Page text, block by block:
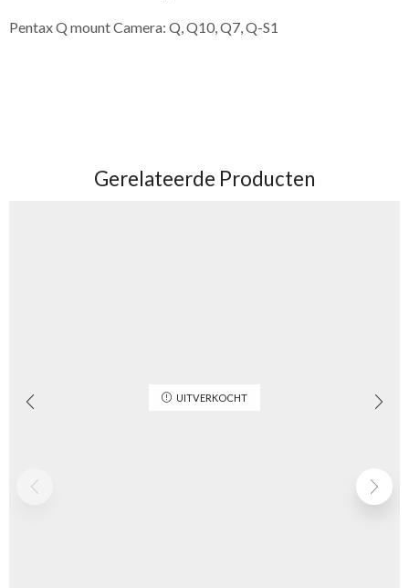
Pentax Q mount Camera: Q, Q10, Q7, Q-S1
Gerelateerde Producten
UITVERKOCHT